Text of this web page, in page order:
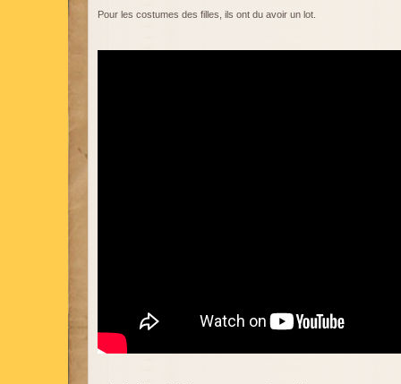
Pour les costumes des filles, ils ont du avoir un lot.